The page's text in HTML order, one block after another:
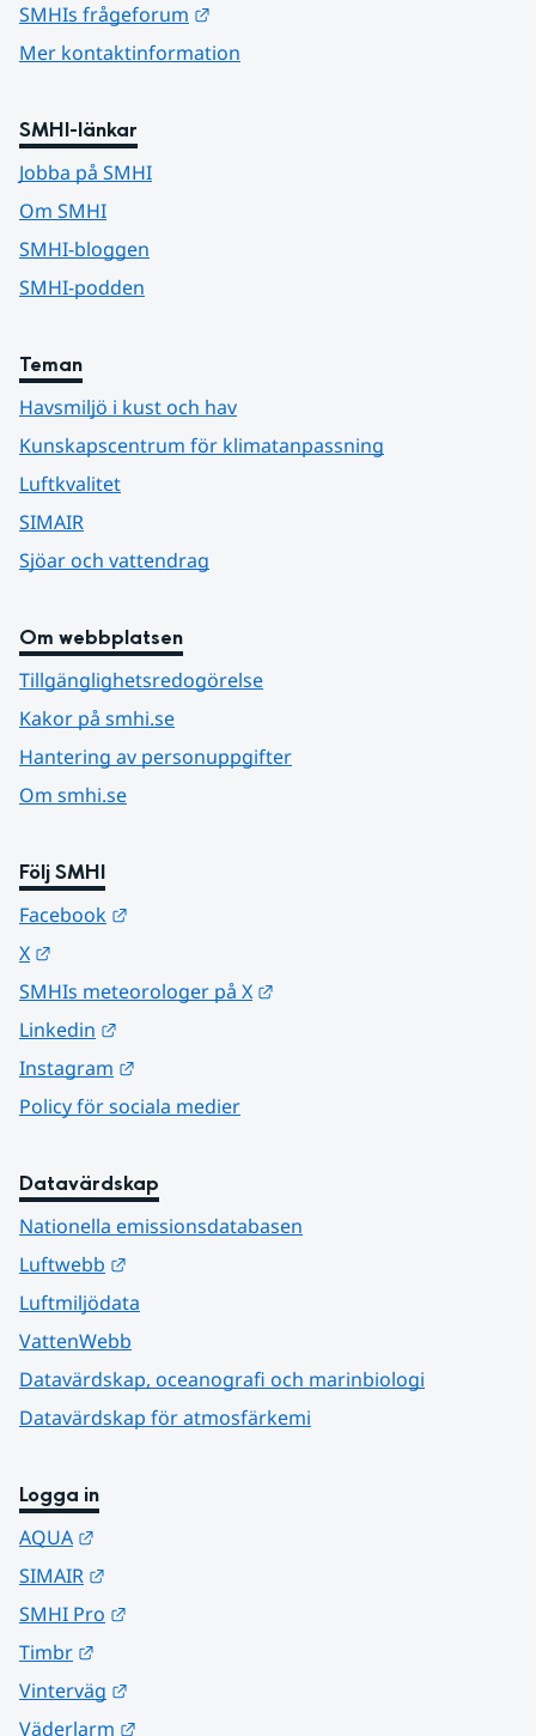
SMHIs frågeforum
Mer kontaktinformation
SMHI-länkar
Jobba på SMHI
Om SMHI
SMHI-bloggen
SMHI-podden
Teman
Havsmiljö i kust och hav
Kunskapscentrum för klimatanpassning
Luftkvalitet
SIMAIR
Sjöar och vattendrag
Om webbplatsen
Tillgänglighetsredogörelse
Kakor på smhi.se
Hantering av personuppgifter
Om smhi.se
Följ SMHI
Facebook
X
SMHIs meteorologer på X
Linkedin
Instagram
Policy för sociala medier
Datavärdskap
Nationella emissionsdatabasen
Luftwebb
Luftmiljödata
VattenWebb
Datavärdskap, oceanografi och marinbiologi
Datavärdskap för atmosfärkemi
Logga in
AQUA
SIMAIR
SMHI Pro
Timbr
Vinterväg
Väderlarm